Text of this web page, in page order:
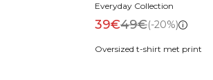
Everyday Collection
39€49€(-20%)
Oversized t-shirt met print